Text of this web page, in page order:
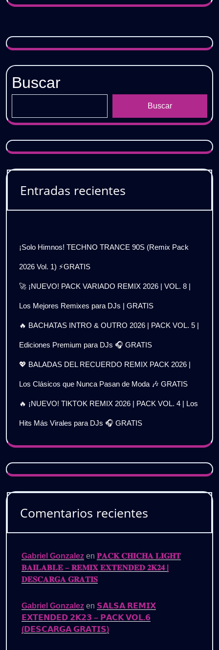
Buscar
Buscar
Entradas recientes
¡Solo Himnos! TECHNO TRANCE 90S (Remix Pack
2026 Vol. 1) ⚡GRATIS
🚀 ¡NUEVO! PACK VARIADO REMIX 2026 | VOL. 8 |
Los Mejores Remixes para DJs | GRATIS
🔥 BACHATAS INTRO & OUTRO 2026 | PACK VOL. 5 |
Ediciones Premium para DJs 🎧 GRATIS
💖 BALADAS DEL RECUERDO REMIX PACK 2026 |
Los Clásicos que Nunca Pasan de Moda 🎶 GRATIS
🔥 ¡NUEVO! TIKTOK REMIX 2026 | PACK VOL. 4 | Los
Hits Más Virales para DJs 🎧 GRATIS
Comentarios recientes
Gabriel Gonzalez en 𝐏𝐀𝐂𝐊 𝐂𝐇𝐈𝐂𝐇𝐀 𝐋𝐈𝐆𝐇𝐓
𝐁𝐀𝐈𝐋𝐀𝐁𝐋𝐄 – 𝐑𝐄𝐌𝐈𝐗 𝐄𝐗𝐓𝐄𝐍𝐃𝐄𝐃 𝟐𝐊𝟐𝟒 |
𝐃𝐄𝐒𝐂𝐀𝐑𝐆𝐀 𝐆𝐑𝐀𝐓𝐈𝐒
Gabriel Gonzalez en 𝗦𝗔𝗟𝗦𝗔 𝗥𝗘𝗠𝗜𝗫
𝗘𝗫𝗧𝗘𝗡𝗗𝗘𝗗 𝟮𝗞𝟮𝟯 – 𝗣𝗔𝗖𝗞 𝗩𝗢𝗟.𝟲
(𝗗𝗘𝗦𝗖𝗔𝗥𝗚𝗔 𝗚𝗥𝗔𝗧𝗜𝗦)